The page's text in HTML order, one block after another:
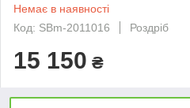
Немає в наявності
Код: SBm-2011016
Роздріб
15 150 ₴